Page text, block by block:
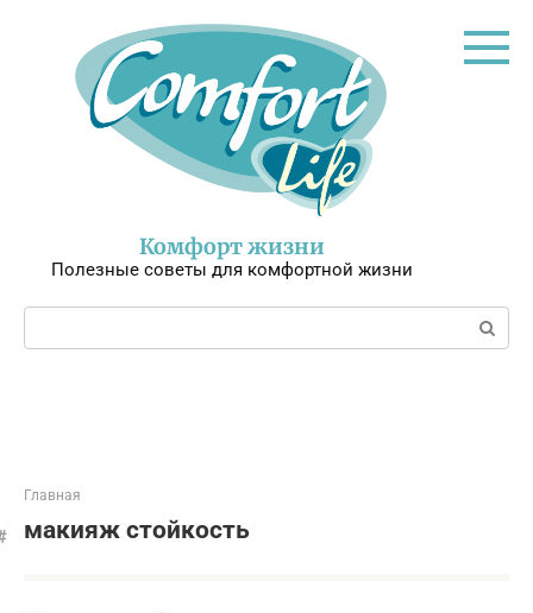
Комфорт жизни
Полезные советы для комфортной жизни
Поиск:
Главная
макияж стойкость